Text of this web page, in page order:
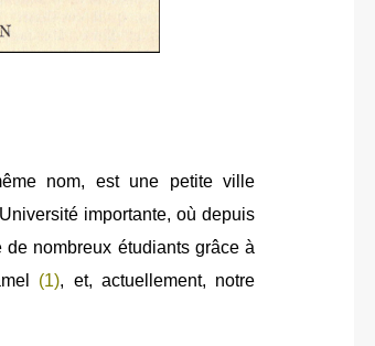
nom, est une petite ville
importante, où depuis
nombreux étudiants grâce à
(1), et, actuellement, notre